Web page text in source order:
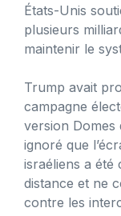
États-Unis
plusieurs
maintenir le
Trump avait
campagne
version Domes
ignoré que
israéliens a
distance et ne
contre les